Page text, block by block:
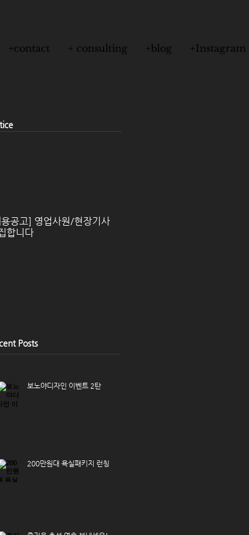
+contact + consulting +blog +Instagram
공고] 영업사원/현장기사
합니다
Posts
보노야디자인 이벤트 2탄
200만원대 욕실패키지 런칭